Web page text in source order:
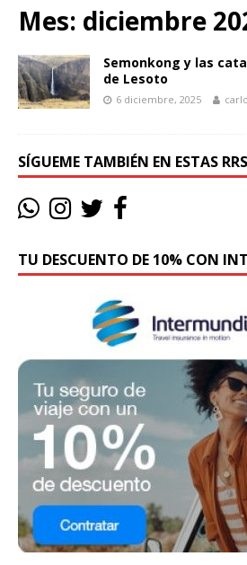
Mes: diciembre
Semonkong y las
de Lesoto
6 diciembre, 2025
SÍGUEME TAMBIÉN EN ESTAS
TU DESCUENTO DE 10% CON